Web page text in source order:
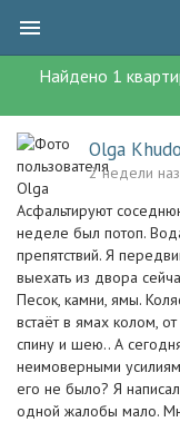
Найдено 1
Olga
2 недели
Асфальтируют
неделе был потоп.
препятствий. Я
выехать из двора
Песок, камни, ямы.
встаёт в ямах колом,
спину и шею.. А
неимоверными
его не было? Я
одной жалобы мало.